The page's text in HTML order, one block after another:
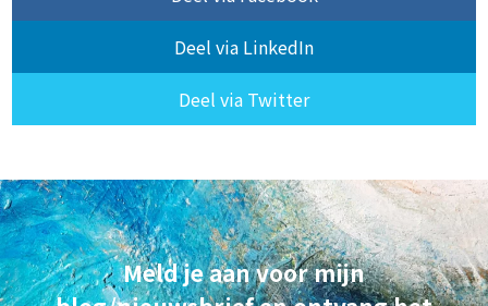
Deel via LinkedIn
Deel via Twitter
Meld je aan voor mijn